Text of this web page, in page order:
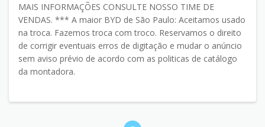
MAIS INFORMAÇÕES CONSULTE NOSSO TIME DE
VENDAS. *** A maior BYD de São Paulo: Aceitamos usado
na troca. Fazemos troca com troco. Reservamos o direito
de corrigir eventuais erros de digitação e mudar o anúncio
sem aviso prévio de acordo com as politicas de catálogo
da montadora.